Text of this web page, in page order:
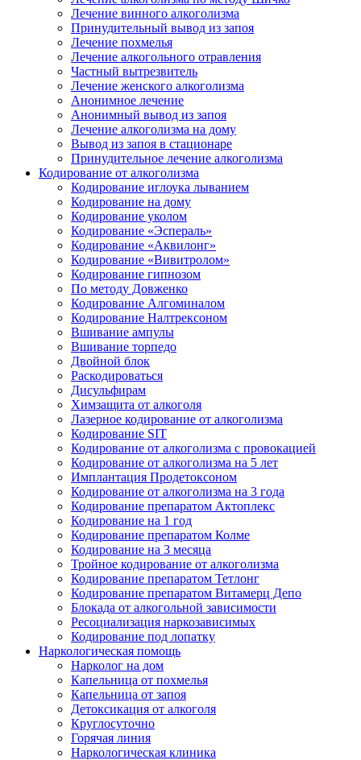
Лечение винного алкоголизма
Принудительный вывод из запоя
Лечение похмелья
Лечение алкогольного отравления
Частный вытрезвитель
Лечение женского алкоголизма
Анонимное лечение
Анонимный вывод из запоя
Лечение алкоголизма на дому
Вывод из запоя в стационаре
Принудительное лечение алкоголизма
Кодирование от алкоголизма
Кодирование иглоука лыванием
Кодирование на дому
Кодирование уколом
Кодирование «Эспераль»
Кодирование «Аквилонг»
Кодирование «Вивитролом»
Кодирование гипнозом
По методу Довженко
Кодирование Алгоминалом
Кодирование Налтрексоном
Вшивание ампулы
Вшивание торпедо
Двойной блок
Раскодироваться
Дисульфирам
Химзащита от алкоголя
Лазерное кодирование от алкоголизма
Кодирование SIT
Кодирование от алкоголизма с провокацией
Кодирование от алкоголизма на 5 лет
Имплантация Продетоксоном
Кодирование от алкоголизма на 3 года
Кодирование препаратом Актоплекс
Кодирование на 1 год
Кодирование препаратом Колме
Кодирование на 3 месяца
Тройное кодирование от алкоголизма
Кодирование препаратом Тетлонг
Кодирование препаратом Витамерц Депо
Блокада от алкогольной зависимости
Ресоциализация наркозависимых
Кодирование под лопатку
Наркологическая помощь
Нарколог на дом
Капельница от похмелья
Капельница от запоя
Детоксикация от алкоголя
Круглосуточно
Горячая линия
Наркологическая клиника